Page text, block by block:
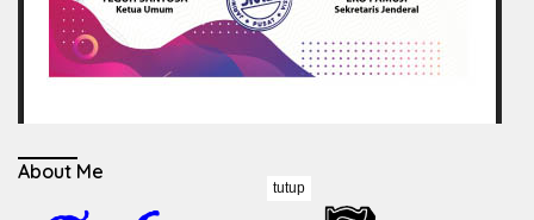
About Me
tutup